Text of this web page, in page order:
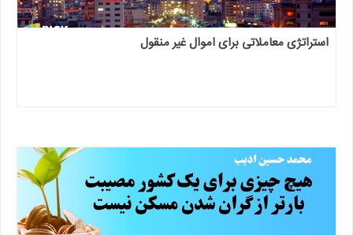
استراتژی معاملاتی برای اموال غیر منقول